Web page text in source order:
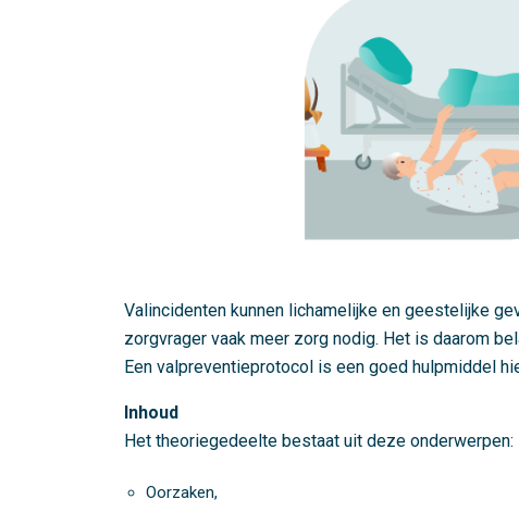
Valincidenten kunnen lichamelijke en geestelijke
zorgvrager vaak meer zorg nodig. Het is daarom
Een valpreventieprotocol is een goed hulpmiddel
Inhoud
Het theoriegedeelte bestaat uit deze onderwerpen:
Oorzaken,